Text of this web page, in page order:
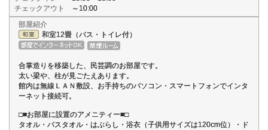
チェックアウト
～10:00
部屋紹介
和室12畳（バス・トイレ付）
合掌造りを移築した、民芸調のお部屋です。
太い梁や、柱が見ごたえあります。
館内は無線ＬＡＮ敷設、お手持ちのパソコン・スマートフォンでインタ
ーネット接続可。
□■お部屋に設置のアメニティー■□
タオル・バスタオル・はぶらし・浴衣（子供用サイズは120cm位）・ド